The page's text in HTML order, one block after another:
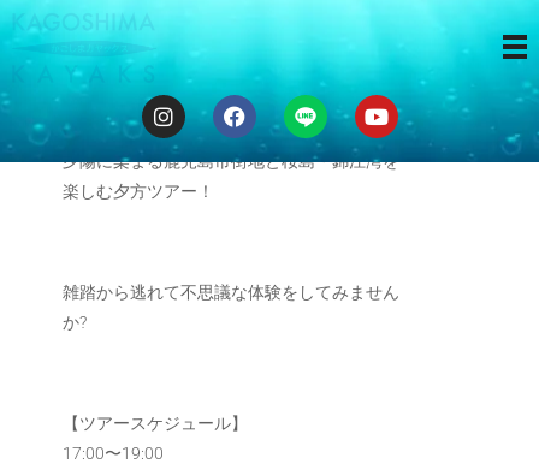
サンセット
夕陽に染まる鹿児島市街地と桜島・錦江湾を
楽しむ夕方ツアー！
雑踏から逃れて不思議な体験をしてみません
か?
【ツアースケジュール】
17:00〜19:00